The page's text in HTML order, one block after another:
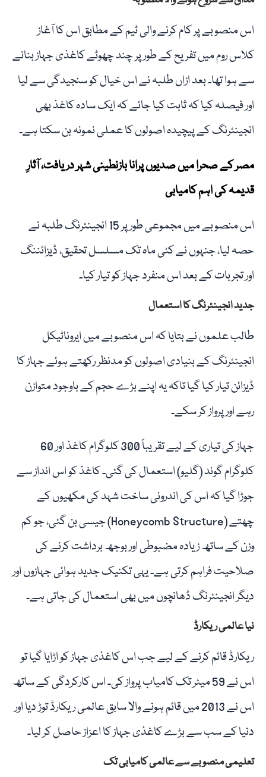
اس منصوبے پر کام کرنے والی ٹیم کے مطابق اس کا آغاز
کلاس روم میں تفریح کے طور پر چند چھوٹے کاغذی جہاز بنانے
سے ہوا تھا۔ بعد ازاں طلبہ نے اس خیال کو سنجیدگی سے لیا
اور فیصلہ کیا کہ ثابت کیا جائے کہ ایک سادہ کاغذ بھی
انجینئرنگ کے پیچیدہ اصولوں کا عملی نمونہ بن سکتا ہے۔
مصر کے صحرا میں صدیوں پرانا بازنطینی شہر دریافت، آثارِ
قدیمہ کی اہم کامیابی
اس منصوبے میں مجموعی طور پر 15 انجینئرنگ طلبہ نے
حصہ لیا، جنہوں نے کئی ماہ تک مسلسل تحقیق، ڈیزائننگ
اور تجربات کے بعد اس منفرد جہاز کو تیار کیا۔
جدید انجینئرنگ کا استعمال
طالب علموں نے بتایا کہ اس منصوبے میں ایروناٹیکل
انجینئرنگ کے بنیادی اصولوں کو مدنظر رکھتے ہوئے جہاز کا
ڈیزائن تیار کیا گیا تاکہ یہ اپنے بڑے حجم کے باوجود متوازن
رہے اور پرواز کر سکے۔
جہاز کی تیاری کے لیے تقریباً 300 کلوگرام کاغذ اور 60
کلوگرام گوند (گلیو) استعمال کی گئی۔ کاغذ کو اس انداز سے
جوڑا گیا کہ اس کی اندرونی ساخت شہد کی مکھیوں کے
چھتے (Honeycomb Structure) جیسی بن گئی، جو کم
وزن کے ساتھ زیادہ مضبوطی اور بوجھ برداشت کرنے کی
صلاحیت فراہم کرتی ہے۔ یہی تکنیک جدید ہوائی جہازوں اور
دیگر انجینئرنگ ڈھانچوں میں بھی استعمال کی جاتی ہے۔
نیا عالمی ریکارڈ
ریکارڈ قائم کرنے کے لیے جب اس کاغذی جہاز کو اڑایا گیا تو
اس نے 59 میٹر تک کامیاب پرواز کی۔ اس کارکردگی کے ساتھ
اس نے 2013 میں قائم ہونے والا سابق عالمی ریکارڈ توڑ دیا اور
دنیا کے سب سے بڑے کاغذی جہاز کا اعزاز حاصل کر لیا۔
تعلیمی منصوبے سے عالمی کامیابی تک